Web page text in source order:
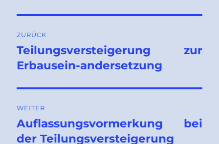
ZURÜCK
Vorheriger
Beitrag:
Teilungsversteigerung zur
Erbausein-andersetzung
WEITER
Nächster
Beitrag:
Auflassungsvormerkung bei
der Teilungsversteigerung